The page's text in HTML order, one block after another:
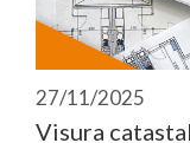
27/11/2025
Visura